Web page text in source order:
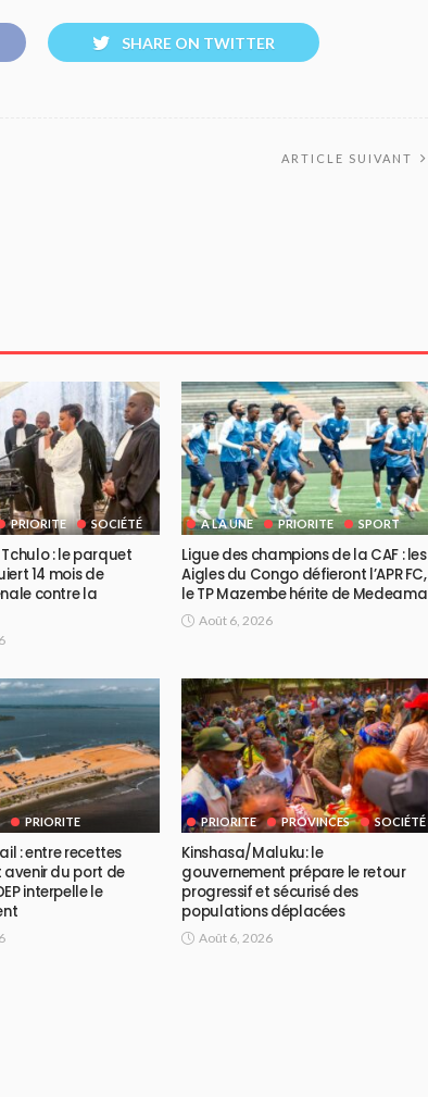
SHARE ON TWITTER
ARTICLE SUIVANT
PRIORITE SOCIÉTÉ
Tchulo : le parquet
14 mois de
contre la
A LA UNE PRIORITE SPORT
Ligue des champions de la CAF : les
Aigles du Congo défieront l’APR FC,
le TP Mazembe hérite de Medeama
Août 6, 2026
PRIORITE
: entre recettes
avenir du port de
interpelle le
PRIORITE PROVINCES SOCIÉTÉ
Kinshasa/Maluku: le
gouvernement prépare le retour
progressif et sécurisé des
populations déplacées
Août 6, 2026